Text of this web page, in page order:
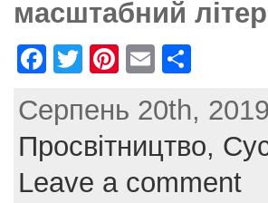
масштабний
F
c
e
b
T
itt
er
Pi
er
e
st
E
ai
l
ar
e
Серпень 20th,
Просвітництво,
Leave a comment